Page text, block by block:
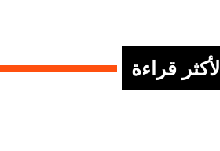
الأكثر قراءة